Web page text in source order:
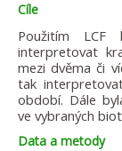
Cíle
Použitím
interpretovat
mezi dvěma či
tak
období. Dále
ve vybraných
Data a metody